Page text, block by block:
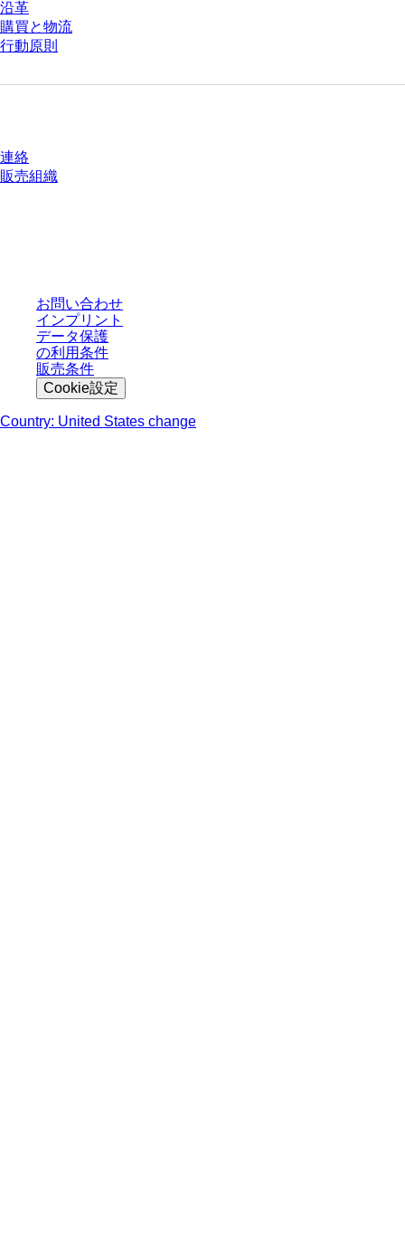
沿革
購買と物流
行動原則
連絡
販売組織
お問い合わせ
インプリント
データ保護
の利用条件
販売条件
Cookie設定
Country: United States change